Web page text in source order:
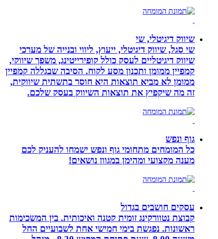
שיווק דיגיטלי, שי
שי סגל, שיווק דיגיטלי, ייעוץ, ליווי ובנייה של מערכי
שיווק דיגיטליים לעסק כולל קופירייטינג, משפך שיווקי,
קמפיין ממומן ותכנון מסע לקוח. הסיבה שבגללה קמפיין
ממומן לא מביא תוצאות היא חוסר בתשתית שיווקית,
זה מה שיקפיץ את תוצאות השיווק בעסק שלכם.
גוף ונפש
כל המומחים מתחומי גוף ונפש ישמחו להעניק לכם
מענה מקצועי ומהימן במגוון נושאים!
עסקים חושבים בגדול
קבוצת נטוורקינג זומית קטנה ואיכותית. בין המשכימות
ראשונות. נפגשת בימי חמישי אחת לשבועיים החל